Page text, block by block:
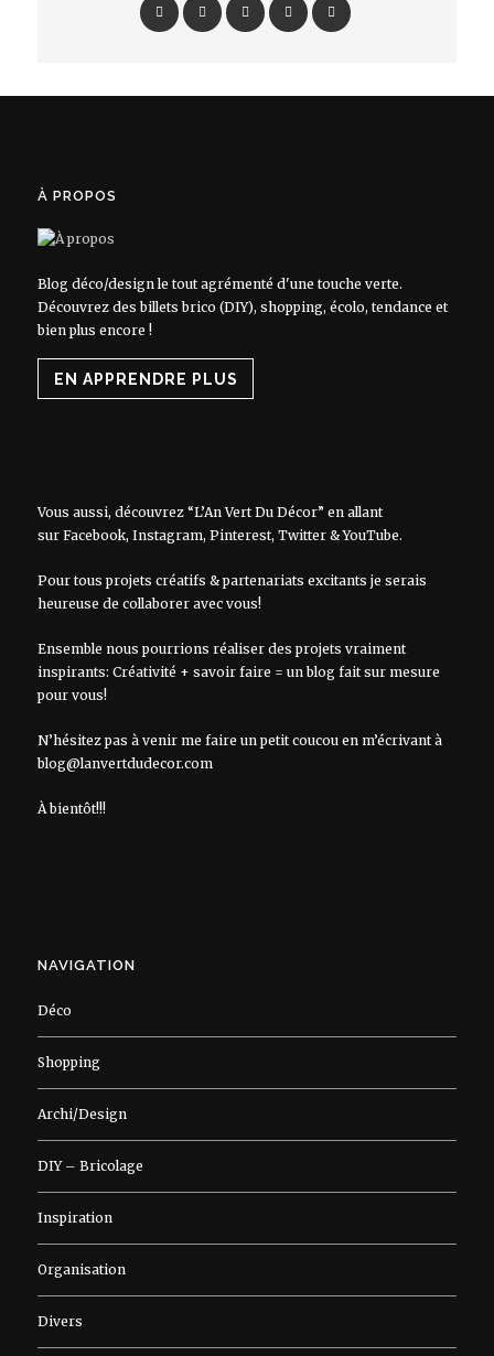
À PROPOS
Blog déco/design le tout agrémenté d'une touche verte.
Découvrez des billets brico (DIY), shopping, écolo, tendance et
bien plus encore !
EN APPRENDRE PLUS
Vous aussi, découvrez “L’An Vert Du Décor” en allant
sur Facebook, Instagram, Pinterest, Twitter&YouTube.
Pour tous projets créatifs & partenariats excitants je serais
heureuse de collaborer avec vous!
Ensemble nous pourrions réaliser des projets vraiment
inspirants: Créativité + savoir faire = un blog fait sur mesure
pour vous!
N’hésitez pas à venir me faire un petit coucou en m’écrivant à
blog@lanvertdudecor.com
À bientôt!!!
NAVIGATION
Déco
Shopping
Archi/Design
DIY – Bricolage
Inspiration
Organisation
Divers